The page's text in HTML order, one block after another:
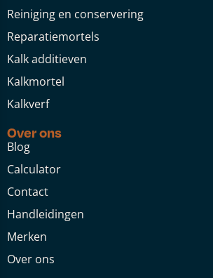
Reiniging en conservering
Reparatiemortels
Kalk additieven
Kalkmortel
Kalkverf
Over ons
Blog
Calculator
Contact
Handleidingen
Merken
Over ons